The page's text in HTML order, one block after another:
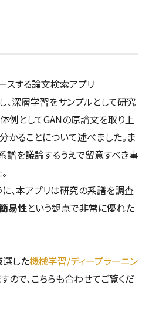
スする論文検索アプリ
、深層学習をサンプルとして研究
例としてGANの原論文を取り上
かることについて述べました。ま
譜を議論するうえで留意すべき事
、本アプリは研究の系譜を調査
易性という観点で非常に優れた
した機械学習/ディープラーニン
ので、こちらも合わせてご覧くだ